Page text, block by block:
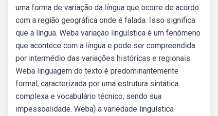
uma forma de variação da língua que ocorre de acordo
com a região geográfica onde é falada. Isso significa
que a língua. Weba variação linguística é um fenômeno
que acontece com a língua e pode ser compreendida
por intermédio das variações históricas e regionais.
Weba linguagem do texto é predominantemente
formal, caracterizada por uma estrutura sintática
complexa e vocabulário técnico, sendo sua
impessoalidade. Weba) a variedade linguística